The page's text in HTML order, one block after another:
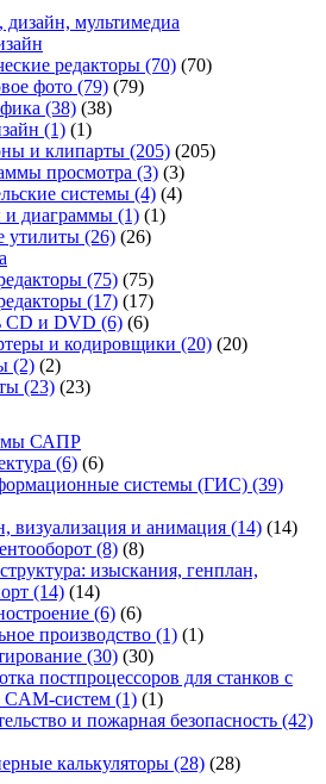
дизайн, мультимедиа
редакторы (70) (70)
фото (79) (79)
(38) (38)
(1) (1)
и клипарты (205) (205)
просмотра (3) (3)
системы (4) (4)
диаграммы (1) (1)
утилиты (26) (26)
(75) (75)
(17) (17)
CD и DVD (6) (6)
и кодировщики (20) (20)
(2) (2)
(23) (23)
САПР
(6) (6)
системы (ГИС) (39)
визуализация и анимация (14) (14)
(8) (8)
изыскания, генплан,
(14) (14)
(6) (6)
производство (1) (1)
(30) (30)
постпроцессоров для станков с
систем (1) (1)
и пожарная безопасность (42)
калькуляторы (28) (28)